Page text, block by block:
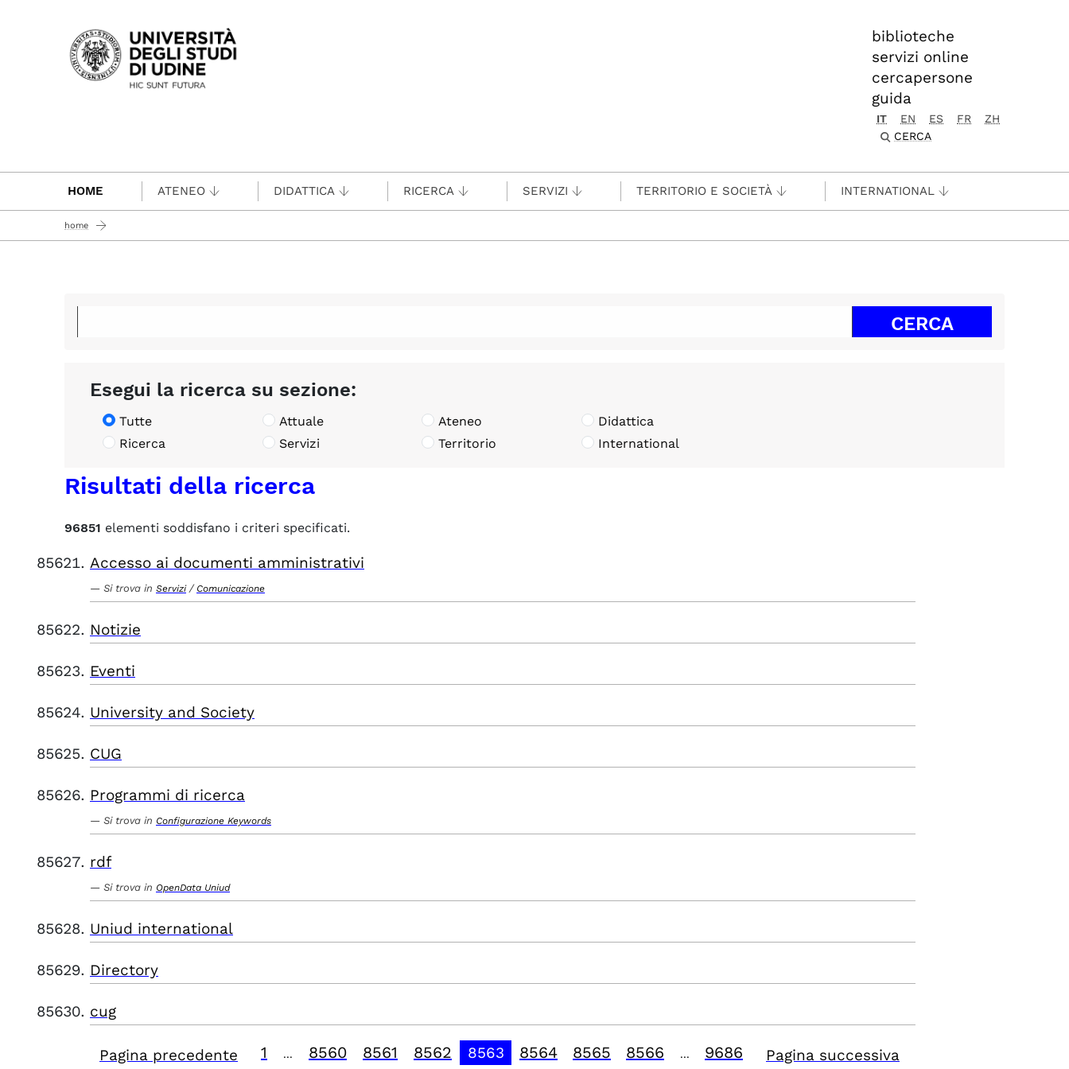
Passa al contenuto principale
biblioteche
servizi online
cercapersone
guida
IT EN ES FR
ZH
CERCA
HOME ATENEO DIDATTICA RICERCA SERVIZI TERRITORIO E SOCIETÀ INTERNATIONAL
home
Esegui la ricerca su sezione:
Tutte Attuale Ateneo
Didattica
Ricerca
Servizi Territorio International
Risultati della ricerca
96851 elementi soddisfano i criteri specificati.
Accesso ai documenti amministrativi
Si trova in Servizi / Comunicazione
Notizie
Eventi
University and Society
CUG
Programmi di ricerca
Si trova in Configurazione Keywords
rdf
Si trova in OpenData Uniud
Uniud international
Directory
cug
Pagina precedente 1 8560 8561 8562 8563 8564 8565 8566 9686 Pagina successiva